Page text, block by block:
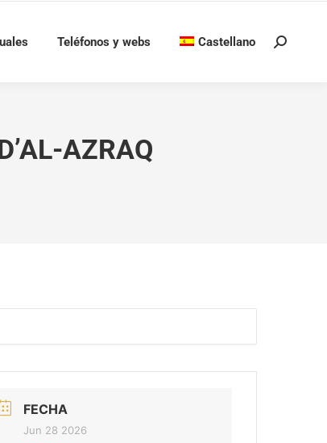
Teléfonos y webs Castellano Buscar:
AZRAQ
FECHA
Jun 28 2026